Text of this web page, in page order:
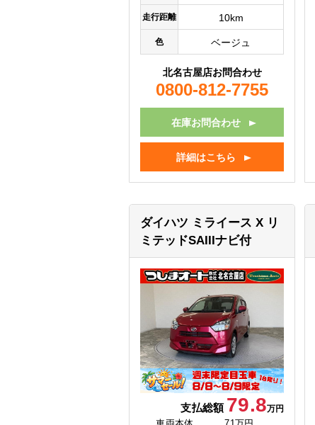
走行距離 10km
色 ベージュ
北名古屋店お問合わせ
0800-812-7755
在庫お問合わせ
詳細はこちら
ダイハツ ミライース X リ
ミテッドSAIIIナビ付
支払総額 79.8万円